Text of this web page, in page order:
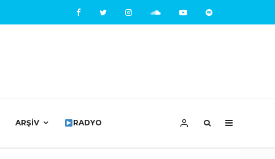
ARŞIV RADYO